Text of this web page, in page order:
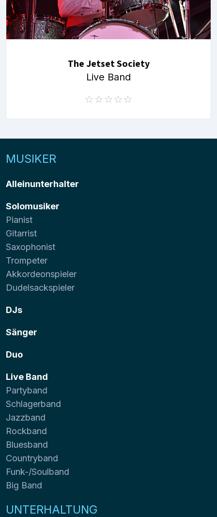
The Jetset Society
Live Band
MUSIKER
Alleinunterhalter
Solomusiker
Pianist
Gitarrist
Saxophonist
Trompeter
Akkordeonspieler
Dudelsackspieler
DJs
Sänger
Duo
Live Band
Partyband
Schlagerband
Jazzband
Rockband
Bluesband
Countryband
Funk-/Soulband
Big Band
UNTERHALTUNG